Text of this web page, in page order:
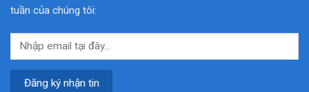
tuần của chúng tôi: